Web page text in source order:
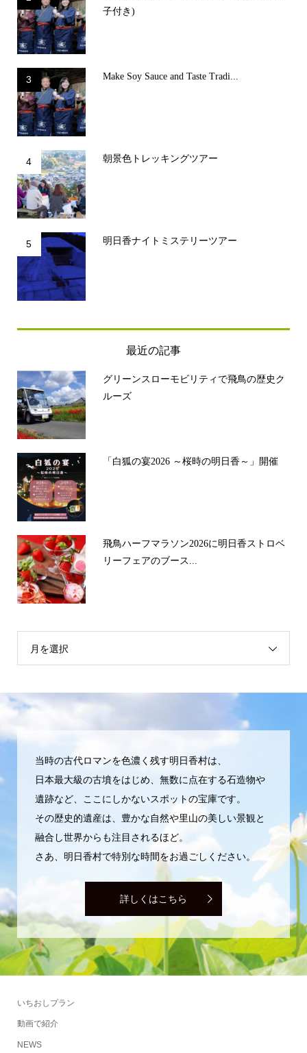
子付き)
3 Make Soy Sauce and Taste Tradi...
4 朝景色トレッキングツアー
5 明日香ナイトミステリーツアー
最近の記事
グリーンスローモビリティで飛鳥の歴史ク
ルーズ
「白狐の宴2026 ～桜時の明日香～」開催
飛鳥ハーフマラソン2026に明日香ストロベ
リーフェアのブース...
月を選択
当時の古代ロマンを色濃く残す明日香村は、
日本最大級の古墳をはじめ、無数に点在する石造物や
遺跡など、ここにしかないスポットの宝庫です。
その歴史的遺産は、豊かな自然や里山の美しい景観と
融合し世界からも注目されるほど。
さあ、明日香村で特別な時間をお過ごしください。
詳しくはこちら
いちおしプラン
動画で紹介
NEWS